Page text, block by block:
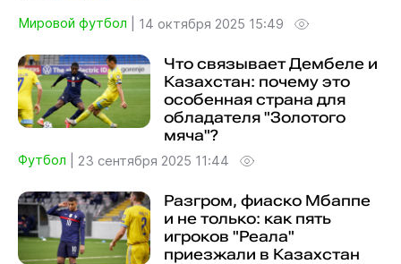
Мировой футбол 14 октября 2025 15:49
Что связывает Дембеле и
Казахстан: почему это
особенная страна для
обладателя "Золотого
мяча"?
Футбол 23 сентября 2025 11:44
Разгром, фиаско Мбаппе
и не только: как пять
игроков "Реала"
приезжали в Казахстан